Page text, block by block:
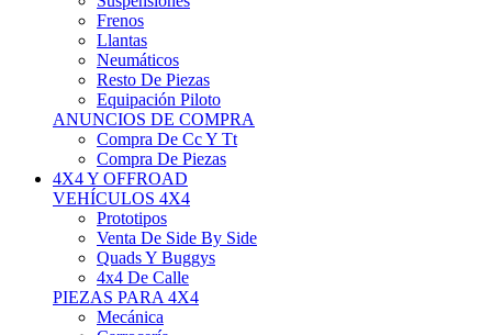
Llantas
Neumáticos
Resto De Piezas
Equipación Piloto
ANUNCIOS DE COMPRA
Compra De Cc Y Tt
Compra De Piezas
4X4 Y OFFROAD
VEHÍCULOS 4X4
Prototipos
Venta De Side By Side
Quads Y Buggys
4x4 De Calle
PIEZAS PARA 4X4
Mecánica
Carrocería
Suspensiones